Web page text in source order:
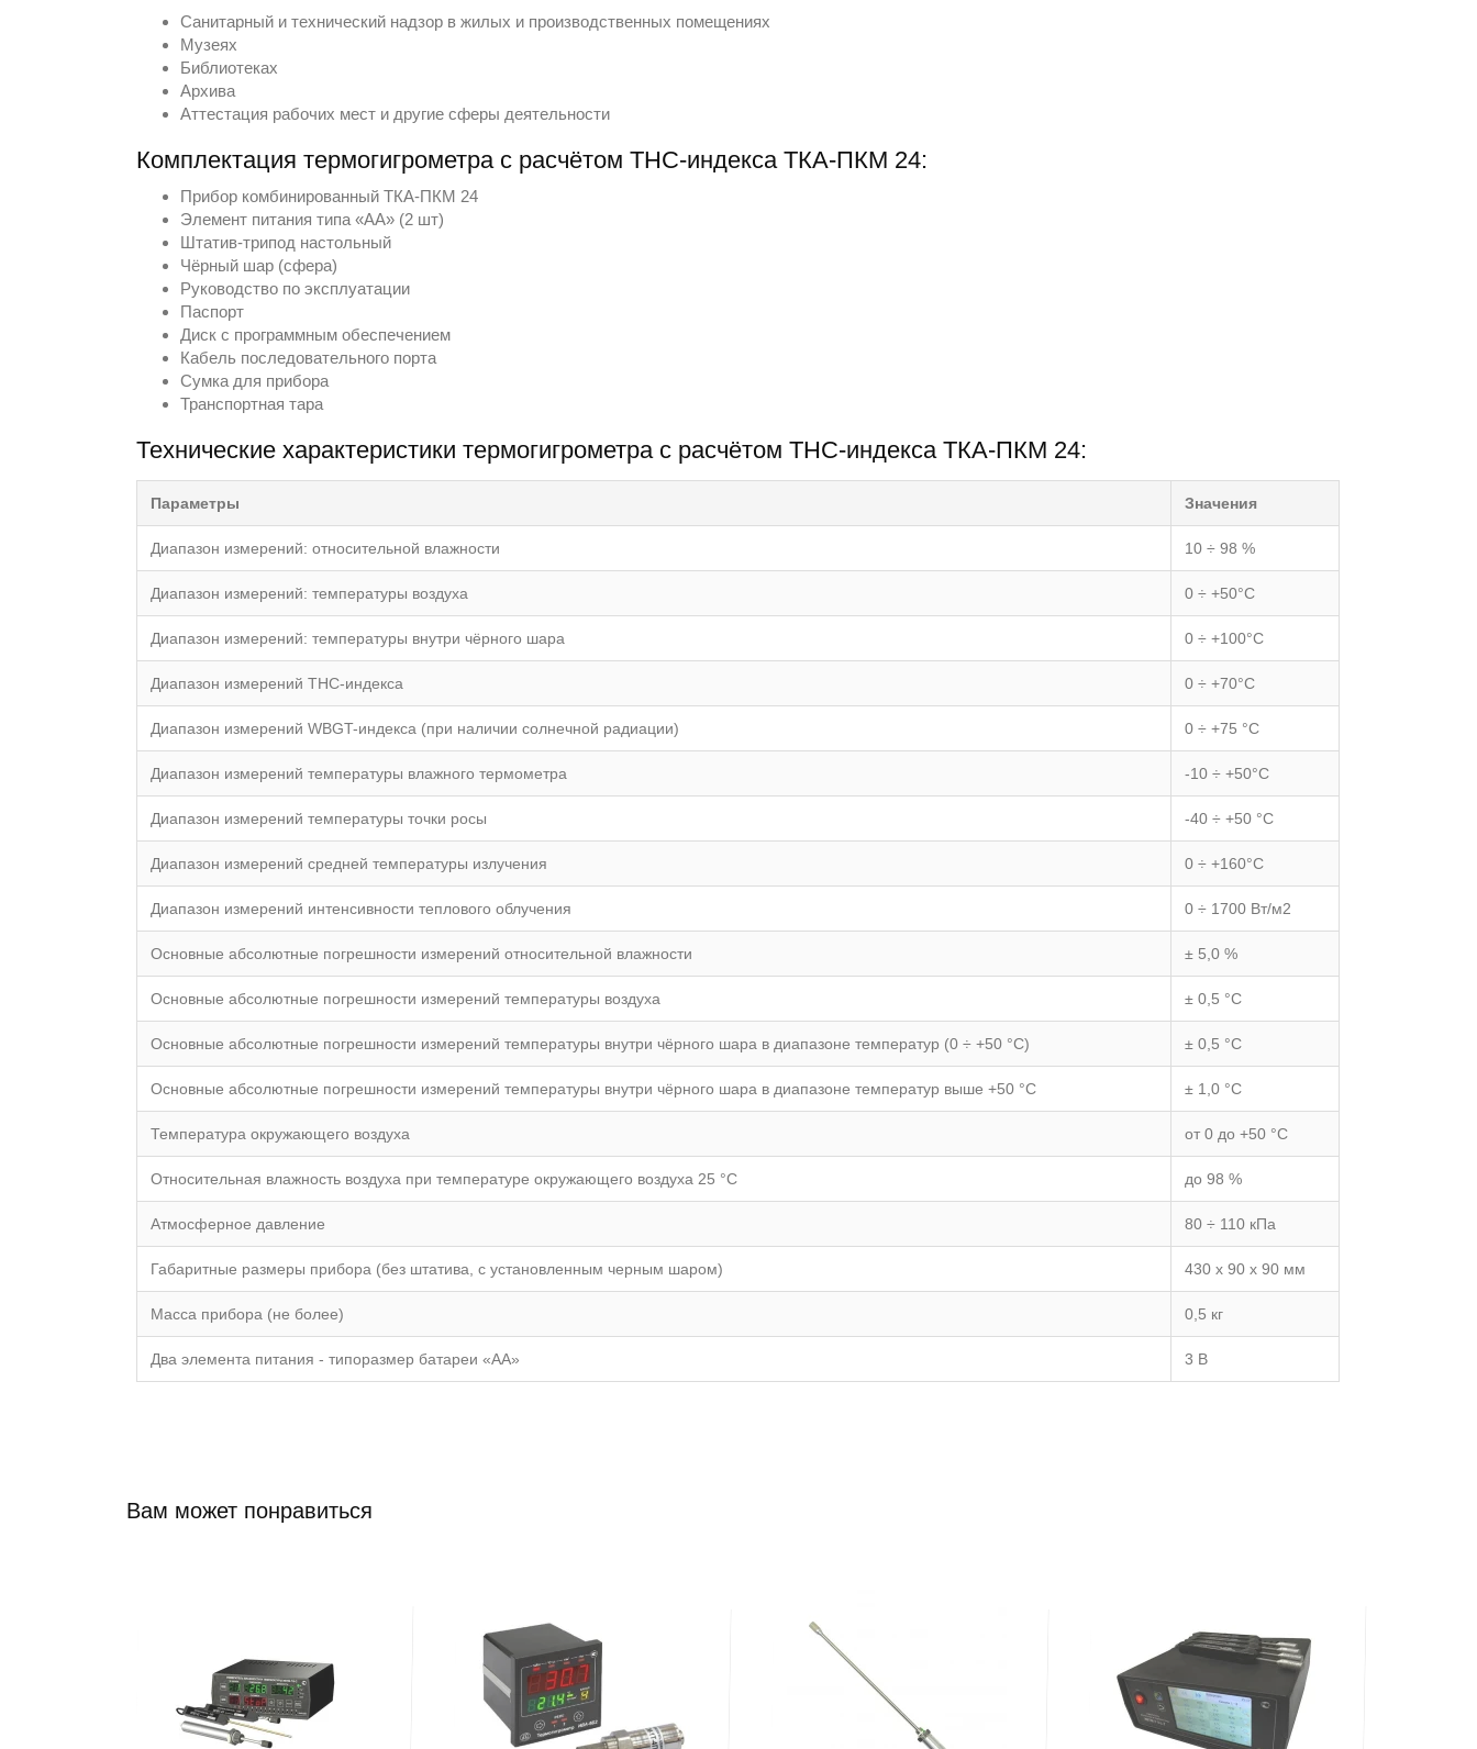
Санитарный и технический надзор в жилых и производственных помещениях
Музеях
Библиотеках
Архива
Аттестация рабочих мест и другие сферы деятельности
Комплектация термогигрометра с расчётом ТНС-индекса ТКА-ПКМ 24:
Прибор комбинированный ТКА-ПКМ 24
Элемент питания типа «АА» (2 шт)
Штатив-трипод настольный
Чёрный шар (сфера)
Руководство по эксплуатации
Паспорт
Диск с программным обеспечением
Кабель последовательного порта
Сумка для прибора
Транспортная тара
Технические характеристики термогигрометра с расчётом ТНС-индекса ТКА-ПКМ 24:
Параметры Значения
Диапазон измерений: относительной влажности 10 ÷ 98 %
Диапазон измерений: температуры воздуха 0 ÷ +50°С
Диапазон измерений: температуры внутри чёрного шара 0 ÷ +100°С
Диапазон измерений ТНС-индекса 0 ÷ +70°С
Диапазон измерений WBGT-индекса (при наличии солнечной радиации) 0 ÷ +75 °С
Диапазон измерений температуры влажного термометра -10 ÷ +50°С
Диапазон измерений температуры точки росы -40 ÷ +50 °С
Диапазон измерений средней температуры излучения 0 ÷ +160°С
Диапазон измерений интенсивности теплового облучения 0 ÷ 1700 Вт/м2
Основные абсолютные погрешности измерений относительной влажности ± 5,0 %
Основные абсолютные погрешности измерений температуры воздуха ± 0,5 °С
Основные абсолютные погрешности измерений температуры внутри чёрного шара в диапазоне температур (0 ÷ +50 °С) ± 0,5 °С
Основные абсолютные погрешности измерений температуры внутри чёрного шара в диапазоне температур выше +50 °С ± 1,0 °С
Температура окружающего воздуха от 0 до +50 °С
Относительная влажность воздуха при температуре окружающего воздуха 25 °С до 98 %
Атмосферное давление 80 ÷ 110 кПа
Габаритные размеры прибора (без штатива, с установленным черным шаром) 430 х 90 х 90 мм
Масса прибора (не более) 0,5 кг
Два элемента питания - типоразмер батареи «АА» 3 В
Вам может понравиться